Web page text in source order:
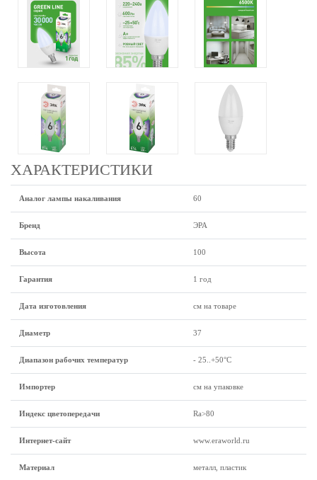
ХАРАКТЕРИСТИКИ
Аналог лампы накаливания 60
Бренд ЭРА
Высота 100
Гарантия 1 год
Дата изготовления см на товаре
Диаметр 37
Диапазон рабочих температур - 25..+50°C
Импортер см на упаковке
Индекс цветопередачи Ra>80
Интернет-сайт www.eraworld.ru
Материал металл, пластик